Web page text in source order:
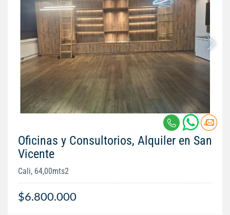
Oficinas y Consultorios, Alquiler en San
Vicente
Cali, 64,00mts2
$6.800.000